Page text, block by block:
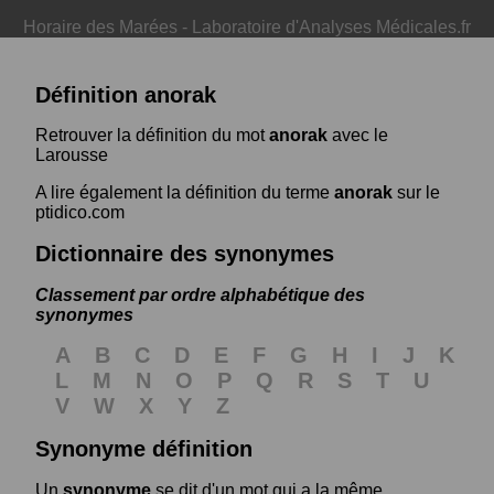
Horaire des Marées - Laboratoire d'Analyses Médicales.fr
Définition anorak
Retrouver la définition du motanorak avec le
Larousse
A lire également la définition du terme anorak sur le
ptidico.com
Dictionnaire des synonymes
Classement par ordre alphabétique des
synonymes
A B C D E F G H I J
K
L
M N O P Q R S T
U
V
W X Y
Z
Synonyme définition
Un synonyme se dit d'un mot qui a la même